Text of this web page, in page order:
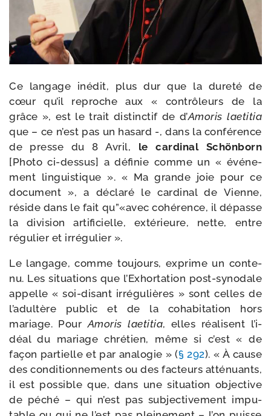
Ce lan­gage inédit, plus dur que la dure­té de
cœur qu’il reproche aux « contrô­leurs de la
grâce », est le trait dis­tinc­tif de d’Amoris lae­ti­tia
que – ce n’est pas un hasard -, dans la confé­rence
de presse du 8 Avril, le car­di­nal Schönborn
[Photo ci-​dessus] a défi­nie comme un « évé­ne­
ment lin­guis­tique ». « Ma grande joie pour ce
docu­ment », a décla­ré le car­di­nal de Vienne,
réside dans le fait qu”«avec cohé­rence, il dépasse
la divi­sion arti­fi­cielle, exté­rieure, nette, entre
régu­lier et irrégulier ».
Le lan­gage, comme tou­jours, exprime un conte­
nu. Les situa­tions que l’Exhortation post-​synodale
appelle « soi-​disant irré­gu­lières » sont celles de
l’a­dul­tère public et de la coha­bi­ta­tion hors
mariage. PourAmoris lae­ti­tia, elles réa­lisent l’i­
déal du mariage chré­tien, même si c’est « de
façon par­tielle et par ana­lo­gie » (§ 292). « À cause
des condi­tion­ne­ments ou des fac­teurs atté­nuants,
il est pos­sible que, dans une situa­tion objec­tive
de péché – qui n’est pas sub­jec­ti­ve­ment impu­